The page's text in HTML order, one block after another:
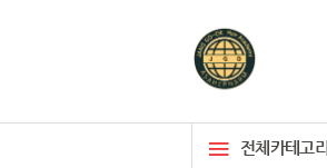
전체카테고리